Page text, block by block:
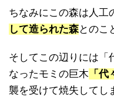
ちなみにこの森は人工
して造られた森とのこ
そしてこの辺りには「
なったモミの巨木 「代
襲を受けて焼失して